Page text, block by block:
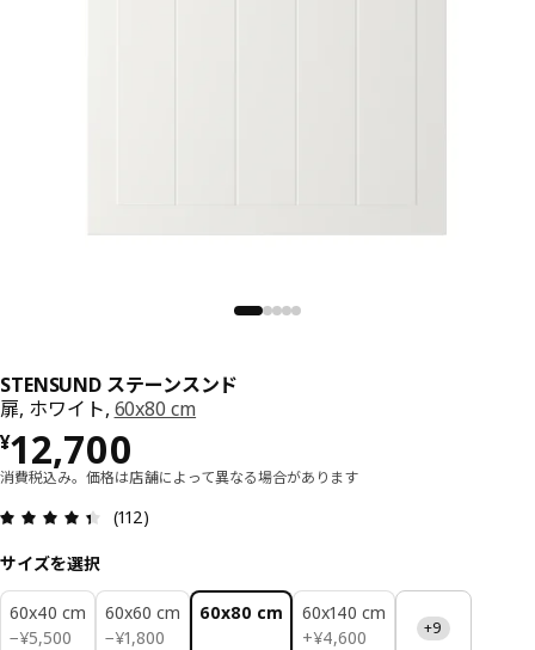
STENSUND ステーンスンド
扉, ホワイト, 60x80 cm
¥12,700
価格 ¥ 12700
消費税込み。価格は店舗によって異なる場合があります
(112)
サイズを選択
60x40 cm
−¥5,500
¥ 5500
60x60 cm
−¥1,800
¥ 1800
60x80 cm
60x140 cm
+¥4,600
¥ 4600 +9